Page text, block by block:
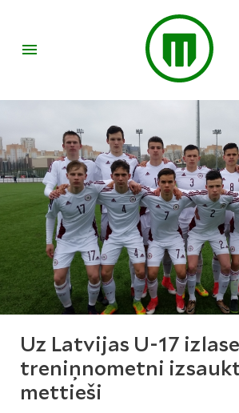
Uz Latvijas U-17
treniņnometni
mettieši